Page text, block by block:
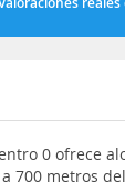
0 ofrece
700 metros